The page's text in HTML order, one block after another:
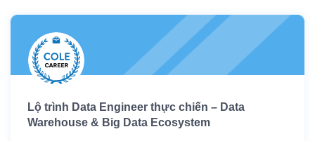
Lộ trình Data Engineer thực chiến – Data
Warehouse & Big Data Ecosystem